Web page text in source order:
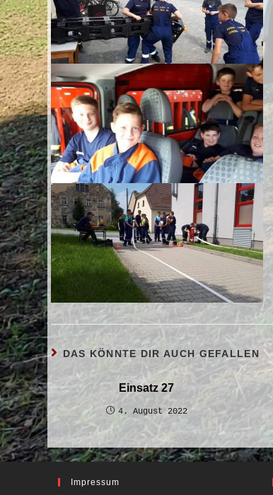
DAS KÖNNTE DIR AUCH GEFALLEN
Einsatz 27
4. August 2022
Impressum